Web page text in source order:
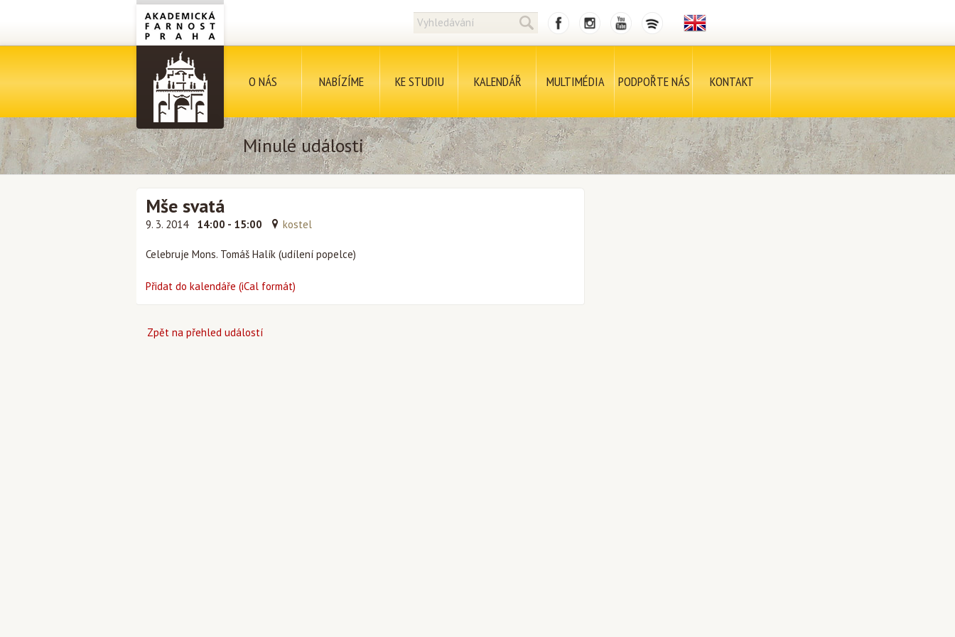
O NÁS NABÍZÍME KE STUDIU KALENDÁŘ MULTIMÉDIA PODPOŘTE NÁS KONTAKT
Minulé události
Mše svatá
9. 3. 2014 14:00 - 15:00 kostel
Celebruje Mons. Tomáš Halík (udílení popelce)
Přidat do kalendáře (iCal formát)
Zpět na přehled událostí